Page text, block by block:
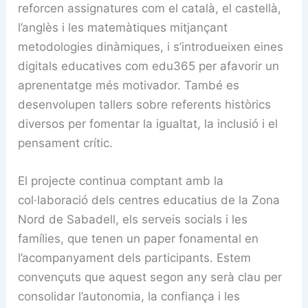
reforcen assignatures com el català, el castellà,
l’anglès i les matemàtiques mitjançant
metodologies dinàmiques, i s’introdueixen eines
digitals educatives com edu365 per afavorir un
aprenentatge més motivador. També es
desenvolupen tallers sobre referents històrics
diversos per fomentar la igualtat, la inclusió i el
pensament crític.
El projecte continua comptant amb la
col·laboració dels centres educatius de la Zona
Nord de Sabadell, els serveis socials i les
famílies, que tenen un paper fonamental en
l’acompanyament dels participants. Estem
convençuts que aquest segon any serà clau per
consolidar l’autonomia, la confiança i les